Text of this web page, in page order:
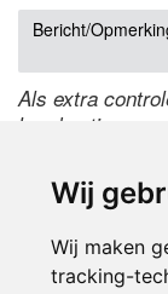
Wij
Wij maken
tracking-
Als extra
handmatige
de code te